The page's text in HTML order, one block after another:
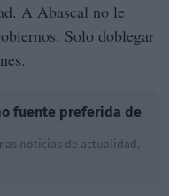
A Abascal no le
Solo doblegar
fuente preferida de
noticias de actualidad.